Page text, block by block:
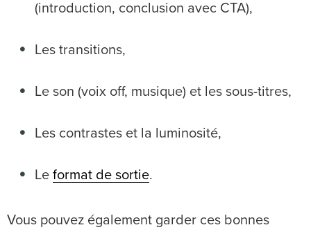
(introduction, conclusion avec CTA),
Les transitions,
Le son (voix off, musique) et les sous-titres,
Les contrastes et la luminosité,
Le format de sortie.
Vous pouvez également garder ces bonnes